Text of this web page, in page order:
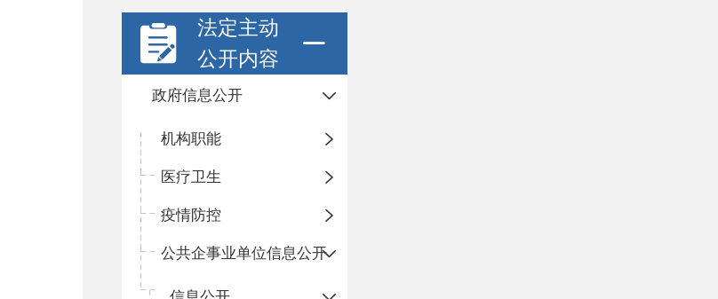
法定主动
公开内容
政府信息公开
机构职能
医疗卫生
疫情防控
公共企事业单位信息公开